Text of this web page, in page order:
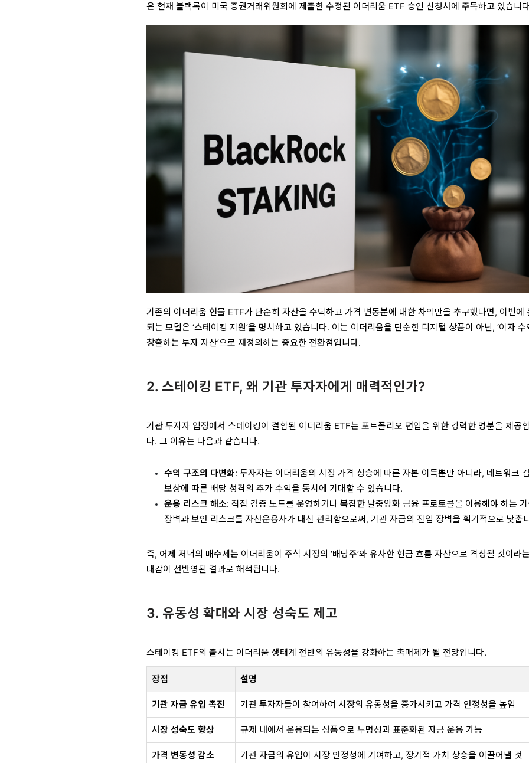
은 현재 블랙록이 미국 증권거래위원회에 제출한 수정된 이더리움 ETF 승인 신청서에 주목하고 있습니
기존의 이더리움 현물 ETF가 단순히 자산을 수탁하고 가격 변동분에 대한 차익만을 추구했다면, 이번에
되는 모델은 ‘스테이킹 지원’을 명시하고 있습니다. 이는 이더리움을 단순한 디지털 상품이 아닌, ‘이자 수
창출하는 투자 자산’으로 재정의하는 중요한 전환점입니다.
2. 스테이킹 ETF, 왜 기관 투자자에게 매력적인가?
기관 투자자 입장에서 스테이킹이 결합된 이더리움 ETF는 포트폴리오 편입을 위한 강력한 명분을 제공
다. 그 이유는 다음과 같습니다.
수익 구조의 다변화: 투자자는 이더리움의 시장 가격 상승에 따른 자본 이득뿐만 아니라, 네트워크
보상에 따른 배당 성격의 추가 수익을 동시에 기대할 수 있습니다.
운용 리스크 해소: 직접 검증 노드를 운영하거나 복잡한 탈중앙화 금융 프로토콜을 이용해야 하는 기
장벽과 보안 리스크를 자산운용사가 대신 관리함으로써, 기관 자금의 진입 장벽을 획기적으로 낮춥
즉, 어제 저녁의 매수세는 이더리움이 주식 시장의 ‘배당주’와 유사한 현금 흐름 자산으로 격상될 것이라는
대감이 선반영된 결과로 해석됩니다.
3. 유동성 확대와 시장 성숙도 제고
스테이킹 ETF의 출시는 이더리움 생태계 전반의 유동성을 강화하는 촉매제가 될 전망입니다.
장점 설명
기관 자금 유입 촉진 기관 투자자들이 참여하여 시장의 유동성을 증가시키고 가격 안정성을 높임
시장 성숙도 향상 규제 내에서 운용되는 상품으로 투명성과 표준화된 자금 운용 가능
가격 변동성 감소 기관 자금의 유입이 시장 안정성에 기여하고, 장기적 가치 상승을 이끌어낼 것